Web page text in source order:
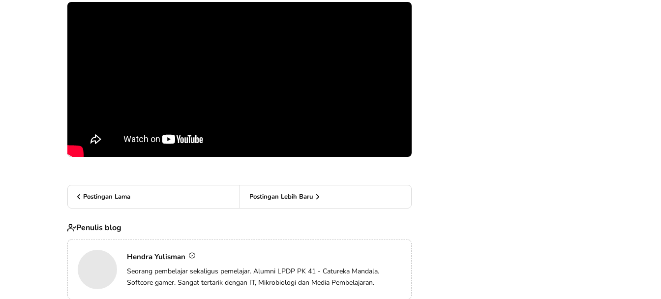
Postingan Lama Postingan Lebih Baru
Penulis blog
Hendra Yulisman
Seorang pembelajar sekaligus pemelajar. Alumni LPDP PK 41 - Catureka Mandala.
Softcore gamer. Sangat tertarik dengan IT, Mikrobiologi dan Media Pembelajaran.